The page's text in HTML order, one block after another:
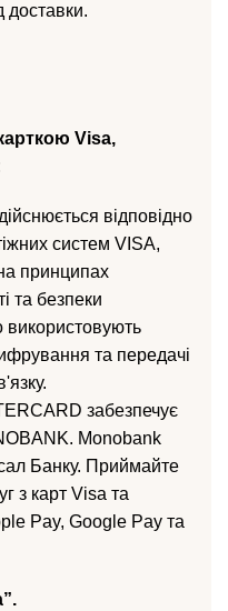
доставки.
Visa,
відповідно
систем VISА,
принципах
та безпеки
використовують
та передачі
забезпечує
Monobank
Банку. Приймайте
з карт Visa та
Pay, Google Pay та